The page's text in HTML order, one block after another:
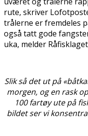
rute, skriver
trålerne er fremdeles
også tatt gode
uka, melder
Slik så det ut på
morgen, og en rask
100 fartøy ute på
bildet ser vi